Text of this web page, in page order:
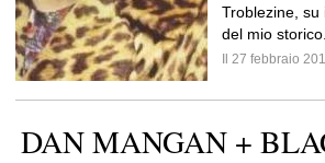
Troblezine, su
del mio
Il 27 febbraio
DAN MANGAN +